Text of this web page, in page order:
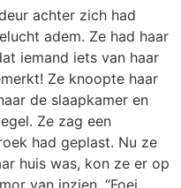
achter zich had
adem. Ze had haar
iemand iets van haar
Ze knoopte haar
de slaapkamer en
Ze zag een
had geplast. Nu ze
huis was, kon ze er op
van inzien. “Foei